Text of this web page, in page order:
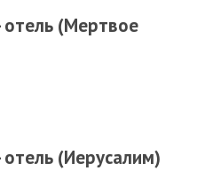
отель (Мертвое
(Иерусалим)